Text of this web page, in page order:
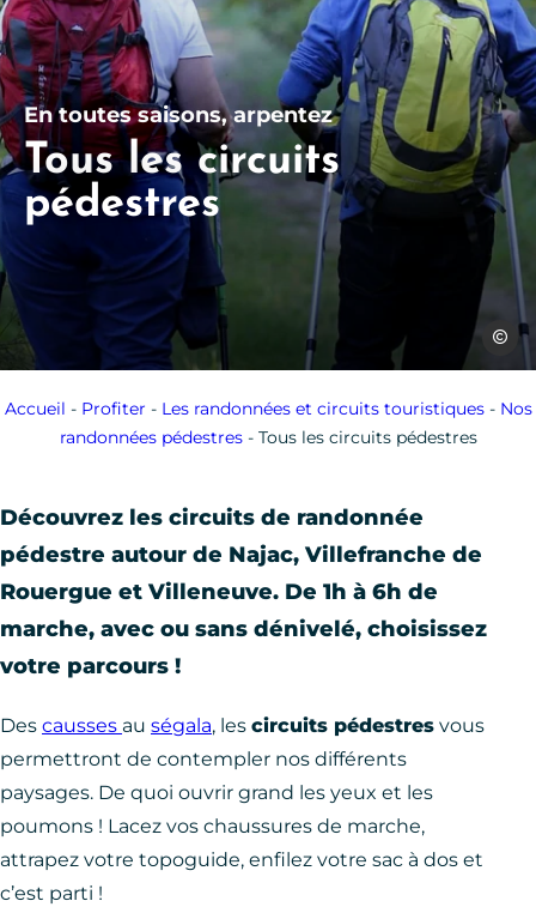
En toutes saisons, arpentez
Tous les circuits
pédestres
Accueil - Profiter - Les randonnées et circuits touristiques- Nos
randonnées pédestres- Tous les circuits pédestres
Découvrez les circuits de randonnée
pédestre autour de Najac, Villefranche de
Rouergue et Villeneuve. De 1h à 6h de
marche, avec ou sans dénivelé, choisissez
votre parcours !
Des causses au ségala, les circuits pédestres vous
permettront de contempler nos différents
paysages. De quoi ouvrir grand les yeux et les
poumons ! Lacez vos chaussures de marche,
attrapez votre topoguide, enfilez votre sac à dos et
c’est parti !